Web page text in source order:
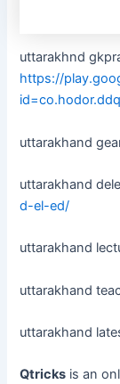
uttarakhnd
https://
uttarakhand
uttarakhand
d-el-ed/
uttarakhand
uttarakhand
uttarakhand
Qtricks is an